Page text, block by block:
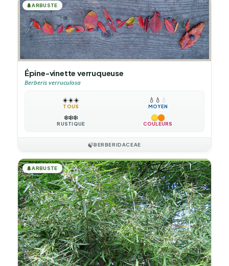
🌲ARBUSTE
Épine-vinette verruqueuse
Berberis verruculosa
☀️☀️☀️
TOUS
💧 💧 💧
MOYEN
❄️❄️❄️
RUSTIQUE COULEURS
🍃BERBERIDACEAE
🌲ARBUSTE